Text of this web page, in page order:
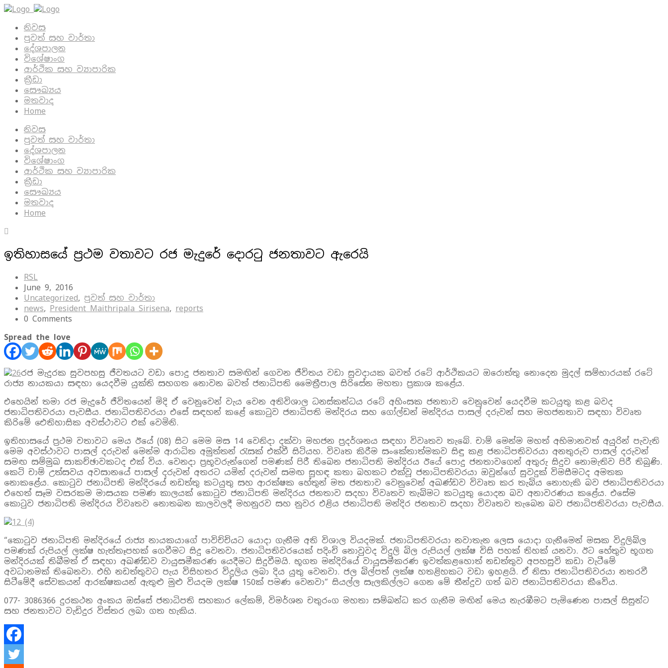
නිවස
පුවත් සහ වාර්තා
දේශපාලන
විශේෂාංග
ආර්ථික සහ ව්‍යාපාරික
ක්‍රීඩා
සෞඛ්‍යය
මතවාද
Home
නිවස
පුවත් සහ වාර්තා
දේශපාලන
විශේෂාංග
ආර්ථික සහ ව්‍යාපාරික
ක්‍රීඩා
සෞඛ්‍යය
මතවාද
Home
ඉතිහාසයේ ප්‍රථම වතාවට රජ මැදුරේ දොරටු ජනතාවට ඇරෙයි
RSL
June 9, 2016
Uncategorized, පුවත් සහ වාර්තා
news, President Maithripala Sirisena, reports
0 Comments
Spread the love
රජ මැදුරක සුවපහසු ජීවතයට වඩා පොදු ජනතාව සමඟින් ගෙවන ජීවිතය වඩා සුවදායක බවත් රටේ ආර්ථිකයට ඔරොත්තු නොදෙන මුදල් සම්භාරයක් රටේ
රාජ්‍ය නායකයා සඳහා යෙදවීම යුක්ති සහගත නොවන බවත් ජනාධිපති මෛත්‍රීපාල සිරිසේන මහතා ප්‍රකාශ කළේය.
එහෙයින් තමා රජ මැදුරේ ජීවිතයෙන් මිදි ඒ වෙනුවෙන් වැය වෙන අතිවිශාල ධනස්කන්ධය රටේ අහිංසක ජනතාව වෙනුවෙන් යෙදවීම කටයුතු කළ බවද
ජනාධිපතිවරයා පැවසීය. ජනාධිපතිවරයා එසේ සඳහන් කළේ කොටුව ජනාධිපති මන්දිරය සහ ගෝල්ඩන් මන්දිරය පාසල් දරුවන් සහ මහජනතාව සඳහා විවෘත
කිරිමේ ඓතිහාසික අවස්ථාවට එක් වෙමිනි.
ඉතිහාසයේ ප්‍රථම වතාවට මෙය ඊයේ (08) සිට මෙම මස 14 වෙනිදා දක්වා මහජන ප්‍රදර්ශනය සඳහා විවෘතව තැබේ. චාම් මෙන්ම මහත් අභිමානවත් අයුරින් පැවැති
මෙම අවස්ථාවට පාසල් දරුවන් මෙන්ම ආරාධිත අමුත්තන් රැසක් එක්වී සිටියහ. විවෘත කිරීම සංකේතාත්මකව සිඳු කළ ජනාධිපතිවරයා අනතුරුව පාසල් දරුවන්
සමඟ සම්මුඛ සාකච්ඡාවකටද එක් විය. වෙනදා ප්‍රභූවරුන්ගෙන් පමණක් පිරී තිබෙන ජනාධිපති මන්දිරය ඊයේ පොදු ජනතාවගෙන් අතුරු සිදුව නොමැතිව පිරී තිබුණි.
කෙටි චාම් උත්සවය අවසානයේ පාසල් දරුවන් අතරට යමින් දරුවන් සමඟ සුහඳ කතා බහකට එක්වූ ජනාධිපතිවරයා ඔවුන්ගේ සුවදුක් විමසීමටද අමතක
නොකළේය. කොටුව ජනාධිපති මන්දිරයේ නඩත්තු කටයුතු සහ ආරක්ෂක හේතුන් මත ජනතාව වෙනුවෙන් අඛණ්ඩව විවෘත කර තැබිය නොහැකි බව ජනාධිපතිවරයා
එහෙත් සෑම වසරකම මාසයක පමණ කාලයක් කොටුව ජනාධිපති මන්දිරය ජනතාව සදහා විවෘතව තැබිමට කටයුතු යොදන බව අනාවරණය කළේය. එසේම
කොටුව ජනාධිපති මන්දිරය විවෘතව නොතබන කාලවලදී මහනුරව සහ නුවර එළිය ජනාධිපති මන්දිර ජනතාව සදහා විවෘතව තැබෙන බව ජනාධිපතිවරයා පැවසීය.
“කොටුව ජනාධිපති මන්දිරයේ රාජ්‍ය නායකයාගේ පාවිච්චියට යොදා ගැනීම අති විශාල වියදමක්. ජනාධිපතිවරයා නවාතැන ලෙස යොදා ගැනීමෙන් මසක විදුලිබිල
පමණක් රුපියල් ලක්ෂ හැත්තෑපහක් ගෙවීමට සිදු වෙනවා. ජනාධිපතිවරයෙක් පදිංචි නොවුවද විදුලි බිල රුපියල් ලක්ෂ විසි පහක් තිහක් යනවා. ඊට හේතුව භූගත
මන්දිරයක් තිබීමත් ඒ සඳහා අඛණ්ඩව වායුසමීකරණ යෙදීමට සිදුවීමයි. භූගත මන්දිරියේ වායුසමීකරණ ඉවත්කළහොත් නඩත්තුව අපහසුවි කඩා වැටීමේ
අවධානමක් තිබෙනවා. එහි නඩත්තුවට පැය විසිහතර විදුලිය ලබා දිය යුතු වෙනවා. ජල බිල්පත් ලක්ෂ හතළිහකට වඩා ඉහළයි. ඒ නිසා ජනාධිපතිවරයා නතරවී
සිටීමේදී සේවකයන් ආරක්ෂකයන් ඇතුළු මුළු වියදම ලක්ෂ 150ක් පමණ වෙනවා“ සියල්ල සැලකිල්ලට ගෙන මේ තීන්දුව ගත් බව ජනාධිපතිවරයා කීවේය.
077- 3086366 දුරකථන අංකය ඔස්සේ ජනාධිපති සහකාර ලේකම්, විමර්ශන චතුරංග මහතා සම්බන්ධ කර ගැනීම මඟින් මෙය නැරඹීමට පැමිණෙන පාසල් සිසුන්ට
සහ ජනතාවට වැඩිදුර විස්තර ලබා ගත හැකිය.